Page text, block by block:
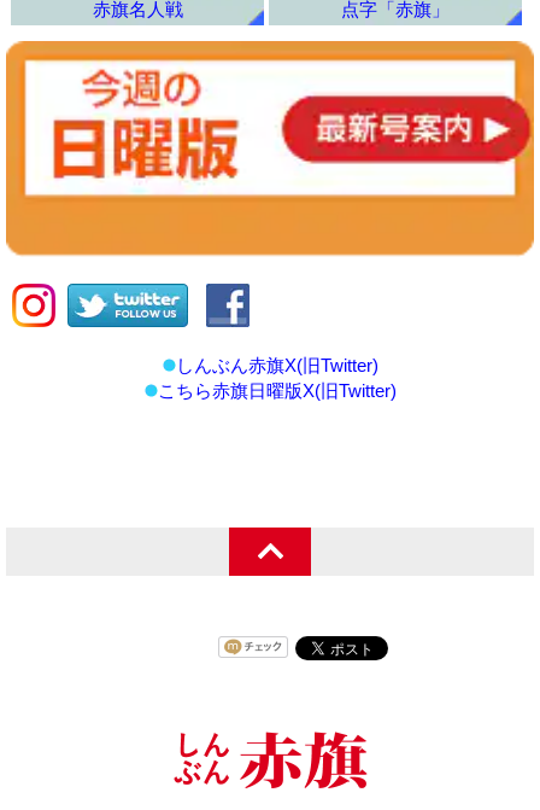
赤旗名人戦
点字「赤旗」
しんぶん赤旗X(旧Twitter)
こちら赤旗日曜版X(旧Twitter)